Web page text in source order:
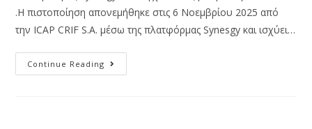
.Η πιστοποίηση απονεμήθηκε στις 6 Νοεμβρίου 2025 από
την ICAP CRIF S.A. μέσω της πλατφόρμας Synesgy και ισχύει…
Continue Reading